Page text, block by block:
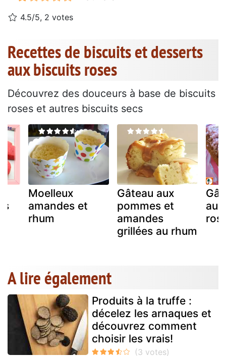
4.5/5, 2 votes
Recettes de biscuits et desserts
aux biscuits roses
Découvrez des douceurs à base de biscuits
roses et autres biscuits secs
Moelleux
amandes et
rhum
Gâteau aux
pommes et
amandes
grillées au rhum
A lire également
Produits à la truffe :
décelez les arnaques et
découvrez comment
choisir les vrais!